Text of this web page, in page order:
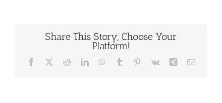
Share This Story, Choose Your
Platform!
Facebook RedditLinkedInWhatsApp
Tumblr Pinterest
Vk Xing Email